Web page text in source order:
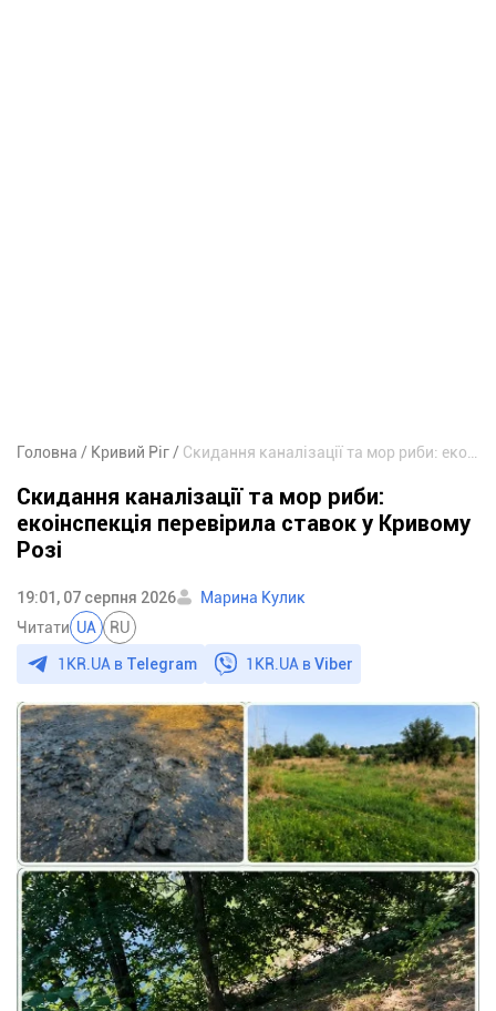
Головна Кривий Ріг
Скидання каналізації та мор риби:
екоінспекція перевірила ставок у Кривому
Розі
19:01, 07 серпня 2026
Марина Кулик
Читати UA RU
1KR.UA в Telegram 1KR.UA вViber